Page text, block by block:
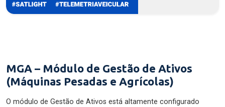
MGA – Módulo de Gestão de Ativos
(Máquinas Pesadas e Agrícolas)
O módulo de Gestão de Ativos está altamente configurado